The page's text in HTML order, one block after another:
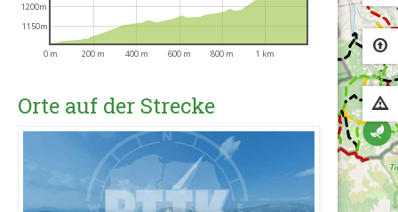
0 m 200 m 400 m 600 m 800 m 1 km
1150m
1200m
Orte auf der Strecke